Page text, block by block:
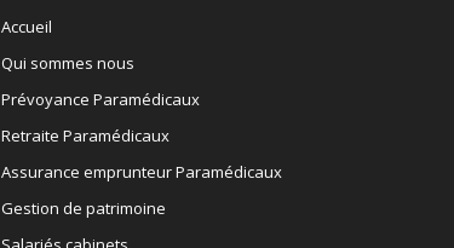
Accueil
Qui sommes nous
Prévoyance Paramédicaux
Retraite Paramédicaux
Assurance emprunteur Paramédicaux
Gestion de patrimoine